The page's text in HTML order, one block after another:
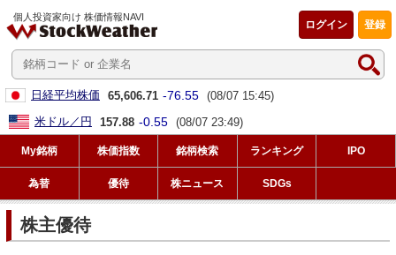
個人投資家向け 株価情報NAVI
登録
ログイン
日経平均株価 65,606.71 -76.55 (08/07 15:45)
米ドル／円
157.88 -0.55 (08/07 23:49)
My銘柄 株価指数 銘柄検索 ランキング IPO
為替 優待 株ニュース SDGs
株主優待